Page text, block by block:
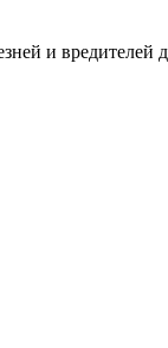
и вредителей